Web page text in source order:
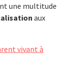
une multitude
aux
vivant à